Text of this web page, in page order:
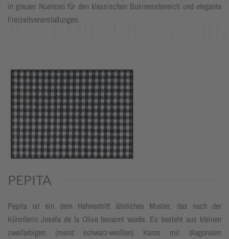
in grauen Nuancen für den klassischen Businessbereich und elegante
Freizeitveranstaltungen.
PEPITA
Pepita ist ein dem Hahnentritt ähnliches Muster, das nach der
Künstlerin Josefa de la Oliva benannt wurde. Es besteht aus kleinen
zweifarbigen (meist schwarz-weißen) Karos mit diagonalen